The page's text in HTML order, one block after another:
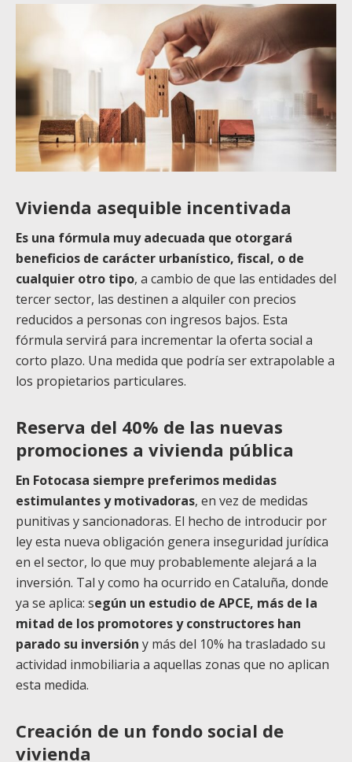
Vivienda asequible incentivada
Es una fórmula muy adecuada que otorgará
beneficios de carácter urbanístico, fiscal, o de
cualquier otro tipo, a cambio de que las entidades del
tercer sector, las destinen a alquiler con precios
reducidos a personas con ingresos bajos. Esta
fórmula servirá para incrementar la oferta social a
corto plazo. Una medida que podría ser extrapolable a
los propietarios particulares.
Reserva del 40% de las nuevas
promociones a vivienda pública
En Fotocasa siempre preferimos medidas
estimulantes y motivadoras, en vez de medidas
punitivas y sancionadoras. El hecho de introducir por
ley esta nueva obligación genera inseguridad jurídica
en el sector, lo que muy probablemente alejará a la
inversión. Tal y como ha ocurrido en Cataluña, donde
ya se aplica: según un estudio de APCE, más de la
mitad de los promotores y constructores han
parado su inversión y más del 10% ha trasladado su
actividad inmobiliaria a aquellas zonas que no aplican
esta medida.
Creación de un fondo social de
vivienda